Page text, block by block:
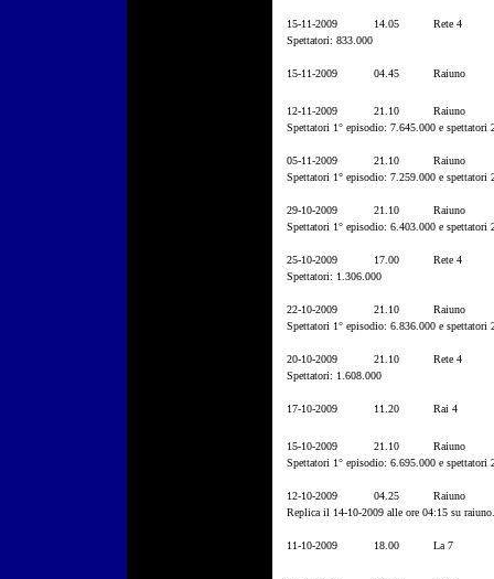
15-11-2009 14.05
Rete 4
Spettatori: 833.000
15-11-2009 04.45 Raiuno
12-11-2009 21.10
Raiuno
Spettatori 1° episodio: 7.645.000 e spettatori
05-11-2009 21.10
Raiuno
Spettatori 1° episodio: 7.259.000 e spettatori
29-10-2009 21.10
Raiuno
Spettatori 1° episodio: 6.403.000 e spettatori
25-10-2009 17.00
Rete 4
Spettatori: 1.306.000
22-10-2009 21.10
Raiuno
Spettatori 1° episodio: 6.836.000 e spettatori
20-10-2009 21.10
Rete 4
Spettatori: 1.608.000
17-10-2009 11.20 Rai 4
15-10-2009 21.10
Raiuno
Spettatori 1° episodio: 6.695.000 e spettatori
12-10-2009 04.25
Raiuno
Replica il 14-10-2009 alle ore 04:15 su raiuno.
11-10-2009 18.00 La 7